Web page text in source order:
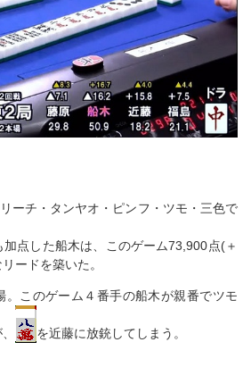
ーチ・タンヤオ・ピンフ・ツモ・三色で
点した船木は、このゲーム73,900点(＋
ードを築いた。
。このゲーム４番手の船木が親番でツモ
を近藤に放銃してしまう。